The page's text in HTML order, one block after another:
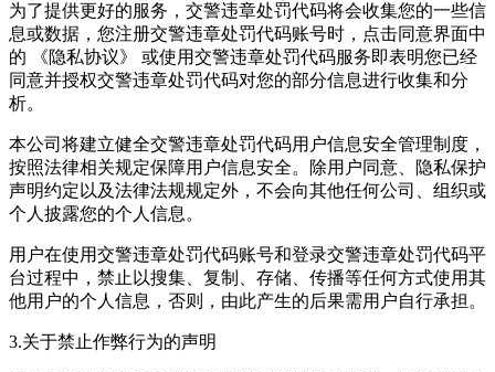
为了提供更好的服务，交警违章处罚代码将会收集您的一些信
息或数据，您注册交警违章处罚代码账号时，点击同意界面中
的 《隐私协议》 或使用交警违章处罚代码服务即表明您已经
同意并授权交警违章处罚代码对您的部分信息进行收集和分
析。
本公司将建立健全交警违章处罚代码用户信息安全管理制度，
按照法律相关规定保障用户信息安全。除用户同意、隐私保护
声明约定以及法律法规规定外，不会向其他任何公司、组织或
个人披露您的个人信息。
用户在使用交警违章处罚代码账号和登录交警违章处罚代码平
台过程中，禁止以搜集、复制、存储、传播等任何方式使用其
他用户的个人信息，否则，由此产生的后果需用户自行承担。
3.关于禁止作弊行为的声明